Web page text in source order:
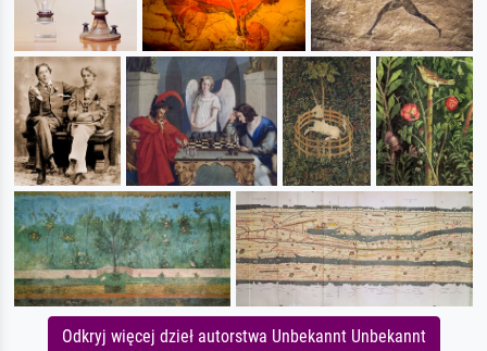
Odkryj więcej dzieł autorstwa Unbekannt Unbekannt